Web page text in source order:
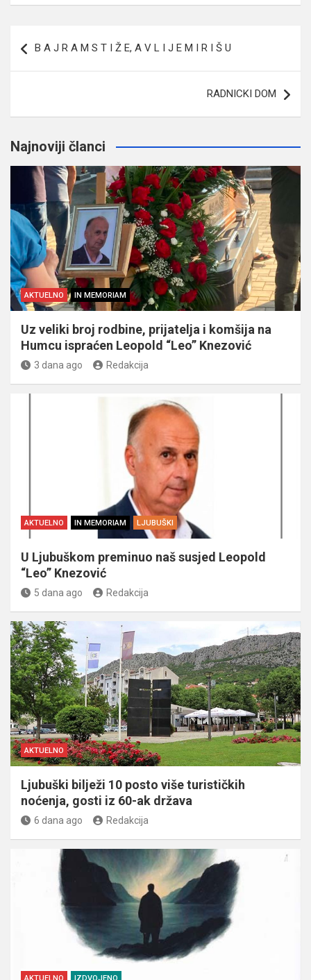
članaka
B A J R A M S T I Ž E, A V L I J E M I R I Š U
RADNICKI DOM
Najnoviji članci
AKTUELNO IN MEMORIAM
Uz veliki broj rodbine, prijatelja i komšija na
Humcu ispraćen Leopold “Leo” Knezović
3 dana ago Redakcija
AKTUELNO IN MEMORIAM LJUBUŠKI
U Ljubuškom preminuo naš susjed Leopold
“Leo” Knezović
5 dana ago Redakcija
AKTUELNO
Ljubuški bilježi 10 posto više turističkih
noćenja, gosti iz 60-ak država
6 dana ago Redakcija
AKTUELNO IZDVOJENO